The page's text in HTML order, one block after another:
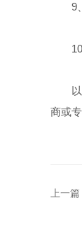
9、
10、
以
商或
上一篇